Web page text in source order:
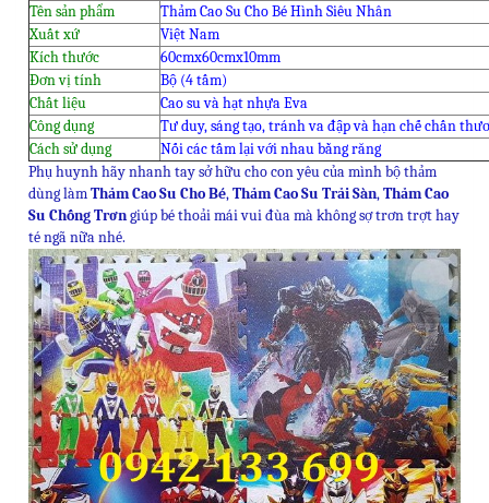
Tên sản phẩm
Thảm Cao Su Cho Bé Hình Siêu Nhân
Xuất xứ
Việt Nam
Kích thước
60cmx60cmx10mm
Đơn vị tính
Bộ (4 tấm)
Chất liệu
Cao su và hạt nhựa Eva
Công dụng
Tư duy, sáng tạo, tránh va đập và hạn chế chấn
Cách sử dụng
Nối các tấm lại với nhau bằng răng
Phụ huynh hãy nhanh tay sở hữu cho con yêu của mình bộ thảm
dùng làmThảm Cao Su Cho Bé,Thảm Cao Su Trải Sàn,Thảm Cao
Su Chống Trơngiúp bé thoải mái vui đùa mà không sợ trơn trợt hay
té ngã nữa nhé.